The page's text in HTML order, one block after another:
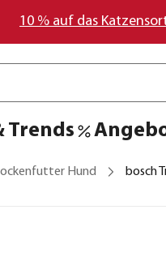
10 % auf das
Trends
Hund bosch